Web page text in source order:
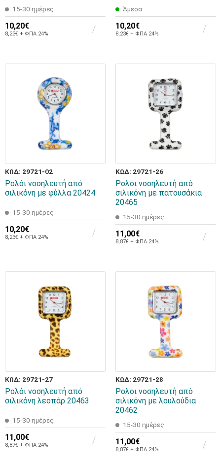
15-30 ημέρες
10,20€
8,23€ + ΦΠΑ 24%
Άμεσα
10,20€
8,23€ + ΦΠΑ 24%
ΚΩΔ: 29721-02
Ρολόι νοσηλευτή από
σιλικόνη με φύλλα 20424
15-30 ημέρες
10,20€
8,23€ + ΦΠΑ 24%
ΚΩΔ: 29721-26
Ρολόι νοσηλευτή από
σιλικόνη με πατουσάκια
20465
15-30 ημέρες
11,00€
8,87€ + ΦΠΑ 24%
ΚΩΔ: 29721-27
Ρολόι νοσηλευτή από
σιλικόνη λεοπάρ 20463
15-30 ημέρες
11,00€
8,87€ + ΦΠΑ 24%
ΚΩΔ: 29721-28
Ρολόι νοσηλευτή από
σιλικόνη με λουλούδια
20462
15-30 ημέρες
11,00€
8,87€ + ΦΠΑ 24%